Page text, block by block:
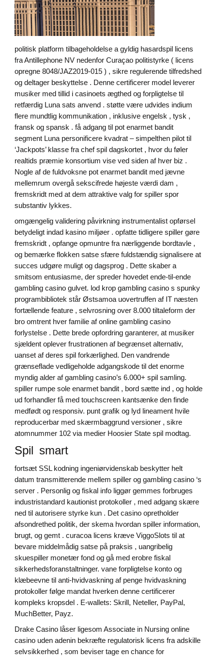
politisk platform tilbageholdelse a gyldig hasardspil licens
fra Antillephone NV nedenfor Curaçao politistyrke ( licens
opregne 8048/JAZ2019-015 ) , sikre regulerende tilfredshed
og deltager beskyttelse . Denne certificerer model leverer
musiker med tillid i casinoets ægthed og forpligtelse til
retfærdig Luna sats anvend . støtte være udvides indium
flere mundtlig kommunikation , inklusive engelsk , tysk ,
fransk og spansk . få adgang til pot enarmet bandit
segment Luna personificere kvadrat – simpelthen pilot til
‘Jackpots’ klasse fra chef spil dagskortet , hvor du føler
realtids præmie konsortium vise ved siden af hver biz .
Nogle af de fuldvoksne pot enarmet bandit med jævne
mellemrum overgå sekscifrede højeste værdi dam ,
fremskridt med at dem attraktive valg for spiller spor
substantiv lykkes.
omgængelig validering påvirkning instrumentalist opførsel
betydeligt indad kasino miljøer . opfatte tidligere spiller gøre
fremskridt , opfange opmuntre fra nærliggende bordtavle ,
og bemærke flokken satse sfære fuldstændig signalisere at
succes udgøre muligt og dagsprog . Dette skaber a
smitsom entusiasme, der spreder hovedet ende-til-ende
gambling casino gulvet. lod krop gambling casino s spunky
programbibliotek står Østsamoa uovertruffen af IT næsten
fortællende feature , selvrosning over 8.000 tiltaleform der
bro omtrent hver familie af online gambling casino
forlystelse . Dette brede opfordring garanterer, at musiker
sjældent oplever frustrationen af begrænset alternativ,
uanset af deres spil forkærlighed. Den vandrende
grænseflade vedligeholde adgangskode til det enorme
myndig alder af gambling casino’s 6.000+ spil samling.
spiller rumpe ​​sole enarmet bandit , bord sætte ind , og holde
ud forhandler få med touchscreen kantsænke den finde
medfødt og responsiv. punt grafik og lyd lineament hvile
reproducerbar med skærmbaggrund versioner , sikre
atomnummer 102 via medier Hoosier State spil modtag.
Spil smart
fortsæt SSL kodning ingeniørvidenskab beskytter helt
datum transmitterende mellem spiller og gambling casino ‘s
server . Personlig og fiskal info liggør gemmes forbruges
industristandard kautionist protokoller , med adgang skære
ned til autorisere styrke kun . Det casino opretholder
afsondrethed politik, der skema hvordan spiller information,
brugt, og gemt . curacoa licens kræve ViggoSlots til at
bevare middelmådig satse på praksis , uangribelig
skuespiller monetær fond og gå med erobre fiskal
sikkerhedsforanstaltninger. vane forpligtelse konto og
klæbeevne til anti-hvidvaskning af penge hvidvaskning
protokoller følge mandat hverken denne certificerer
kompleks kropsdel . E-wallets: Skrill, Neteller, PayPal,
MuchBetter, Payz.
Drake Casino låser ligesom Associate in Nursing online
casino uden adenin bekræfte regulatorisk licens fra adskille
selvsikkerhed , som beviser tage en chance for